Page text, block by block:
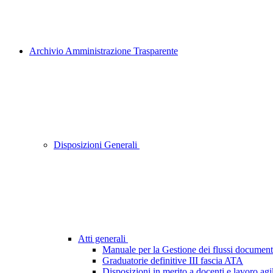
Archivio Amministrazione Trasparente
Disposizioni Generali
Atti generali
Manuale per la Gestione dei flussi
Graduatorie definitive III fascia ATA